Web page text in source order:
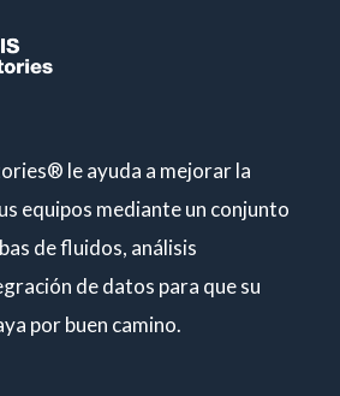
le ayuda a mejorar la
equipos mediante un conjunto
de fluidos, análisis
de datos para que su
por buen camino.